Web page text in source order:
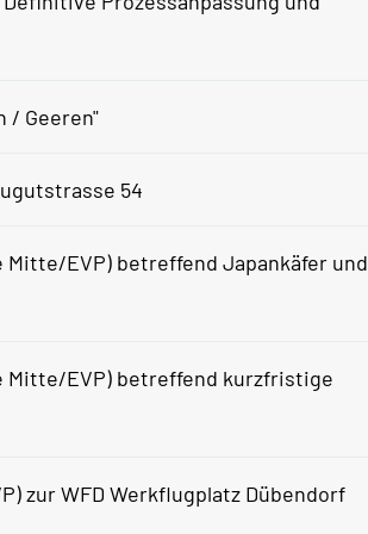
/ Geeren"
54
EVP) betreffend Japankäfer und
Mitte/EVP) betreffend kurzfristige
zur WFD Werkflugplatz Dübendorf